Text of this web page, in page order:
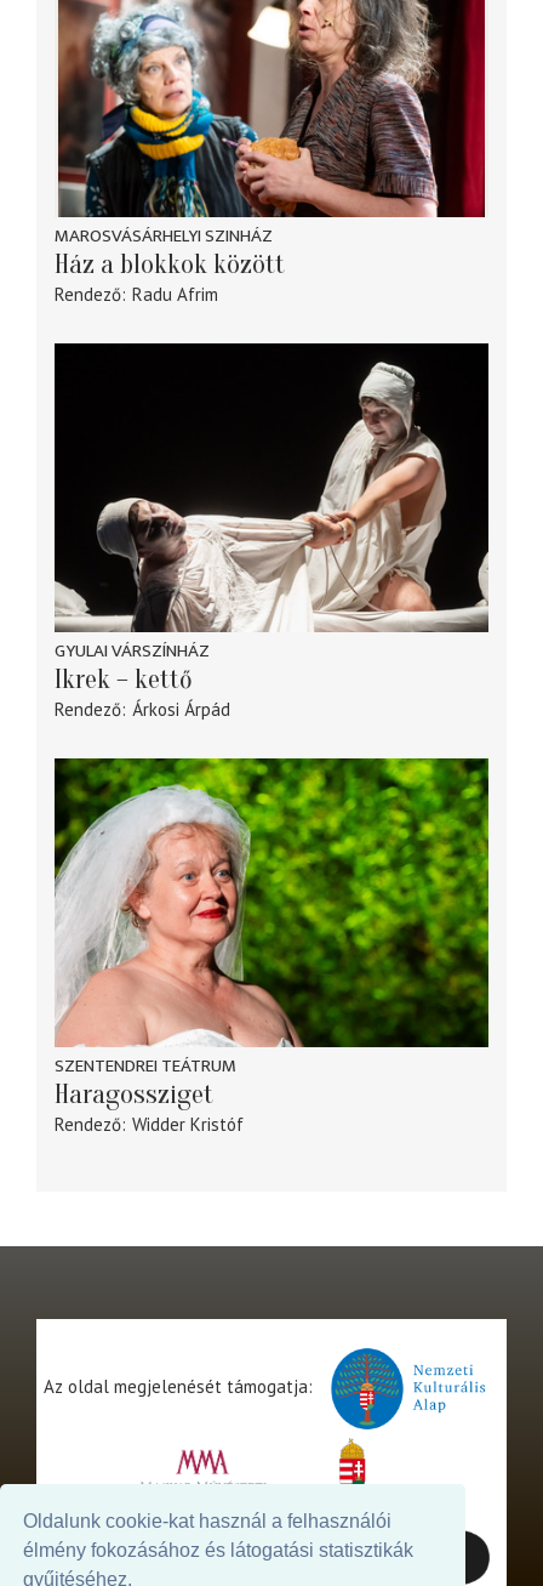
Oldalunk cookie-kat használ a felhasználói
élmény fokozásához és látogatási statisztikák
gyűjtéséhez.
MAROSVÁSÁRHELYI SZINHÁZ
Ház a blokkok között
Rendező Radu Afrim
GYULAI VÁRSZÍNHÁZ
Ikrek – kettő
Rendező Árkosi Árpád
SZENTENDREI TEÁTRUM
Haragossziget
Rendező Widder Kristóf
Az oldal megjelenését támogatja: